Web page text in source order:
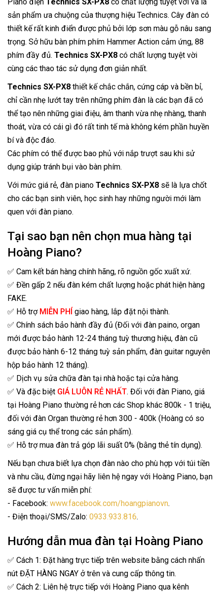
sản phẩm ưa chuộng của thượng hiệu Technics. Cây đàn có
thiết kế rất kinh điển được phủ bởi lớp sơn màu gỗ nâu sang
trọng. Sở hữu bàn phím phím Hammer Action cảm ứng, 88
phím đầy đủ. Technics SX-PX8 có chất lượng tuyệt vời
cùng các thao tác sử dụng đơn giản nhất.
Technics SX-PX8 thiết kế chắc chắn, cứng cáp và bền bỉ,
chỉ cần nhẹ lướt tay trên những phím đàn là các bạn đã có
thể tạo nên những giai điệu, âm thanh vừa nhẹ nhàng, thanh
thoát, vừa có cái gì đó rất tinh tế mà không kém phần huyền
bí và độc đáo.
Các phím có thể được bao phủ với nắp trượt sau khi sử
dụng giúp tránh bụi vào bàn phím.
Với mức giá rẻ, đàn piano Technics SX-PX8 sẽ là lựa chốt
cho các bạn sinh viên, học sinh hay những người mới làm
quen với đàn piano.
Tại sao bạn nên chọn mua hàng tại
Hoàng Piano?
✅ Cam kết bán hàng chính hãng, rõ nguồn gốc xuất xứ.
✅ Đền gấp 2 nếu đàn kém chất lượng hoặc phát hiện hàng
FAKE.
✅ Hỗ trợ MIỄN PHÍ giao hàng, lắp đặt nội thành.
✅ Chính sách bảo hành đầy đủ (Đối với đàn paino, organ
mới được bảo hành 12-24 tháng tuỳ thương hiệu, đàn cũ
được bảo hành 6-12 tháng tuỳ sản phẩm, đàn guitar nguyên
hộp bảo hành 12 tháng).
✅ Dịch vụ sửa chữa đàn tại nhà hoặc tại cửa hàng.
✅ Và đặc biệt GIÁ LUÔN RẺ NHẤT. Đối với đàn Piano, giá
tại Hoàng Piano thường rẻ hơn các Shop khác 800k - 1 triệu,
đối với đàn Organ thường rẻ hơn 300 - 400k (Hoàng có so
sáng giá cụ thể trong các sản phẩm).
✅ Hỗ trợ mua đàn trả góp lãi suất 0% (bằng thẻ tín dụng).
Nếu bạn chưa biết lựa chọn đàn nào cho phù hợp với túi tiền
và nhu cầu, đừng ngại hãy liên hệ ngay với Hoàng Piano, bạn
sẽ được tư vấn miễn phí:
- Facebook: www.facebook.com/hoangpianovn.
- Điện thoại/SMS/Zalo: 0933.933.816.
Hướng dẫn mua đàn tại Hoàng Piano
✅ Cách 1: Đặt hàng trực tiếp trên website bằng cách nhấn
nút ĐẶT HÀNG NGAY ở trên và cung cấp thông tin.
✅ Cách 2: Liên hệ trực tiếp với Hoàng Piano qua kênh